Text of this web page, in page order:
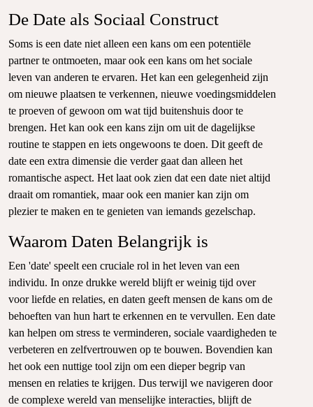
De Date als Sociaal Construct
Soms is een date niet alleen een kans om een potentiële
partner te ontmoeten, maar ook een kans om het sociale
leven van anderen te ervaren. Het kan een gelegenheid zijn
om nieuwe plaatsen te verkennen, nieuwe voedingsmiddelen
te proeven of gewoon om wat tijd buitenshuis door te
brengen. Het kan ook een kans zijn om uit de dagelijkse
routine te stappen en iets ongewoons te doen. Dit geeft de
date een extra dimensie die verder gaat dan alleen het
romantische aspect. Het laat ook zien dat een date niet altijd
draait om romantiek, maar ook een manier kan zijn om
plezier te maken en te genieten van iemands gezelschap.
Waarom Daten Belangrijk is
Een 'date' speelt een cruciale rol in het leven van een
individu. In onze drukke wereld blijft er weinig tijd over
voor liefde en relaties, en daten geeft mensen de kans om de
behoeften van hun hart te erkennen en te vervullen. Een date
kan helpen om stress te verminderen, sociale vaardigheden te
verbeteren en zelfvertrouwen op te bouwen. Bovendien kan
het ook een nuttige tool zijn om een dieper begrip van
mensen en relaties te krijgen. Dus terwijl we navigeren door
de complexe wereld van menselijke interacties, blijft de